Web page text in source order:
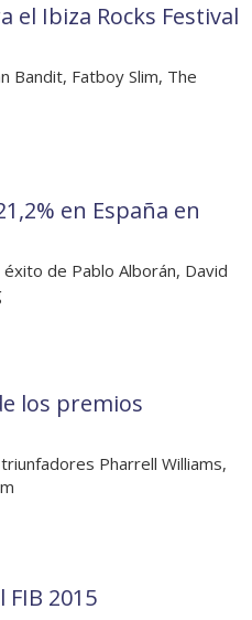
el Ibiza Rocks Festival
Bandit, Fatboy Slim, The
en España en
de Pablo Alborán, David
los premios
Pharrell Williams,
2015